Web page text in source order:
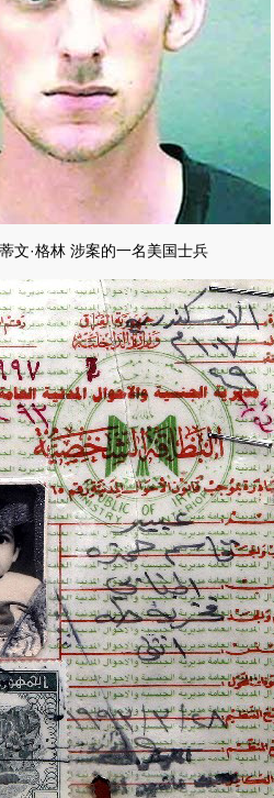
文·格林 涉案的一名美国士兵